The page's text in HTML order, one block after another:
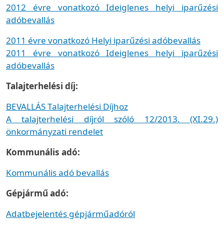
2012 évre vonatkozó Ideiglenes helyi iparűzési
adóbevallás
2011 évre vonatkozó Helyi iparűzési adóbevallás
2011 évre vonatkozó Ideiglenes helyi iparűzési
adóbevallás
Talajterhelési díj:
BEVALLÁS Talajterhelési Díjhoz
A talajterhelési díjról szóló 12/2013. (XI.29.)
önkormányzati rendelet
Kommunális adó:
Kommunális adó bevallás
Gépjármű adó:
Adatbejelentés gépjárműadóról